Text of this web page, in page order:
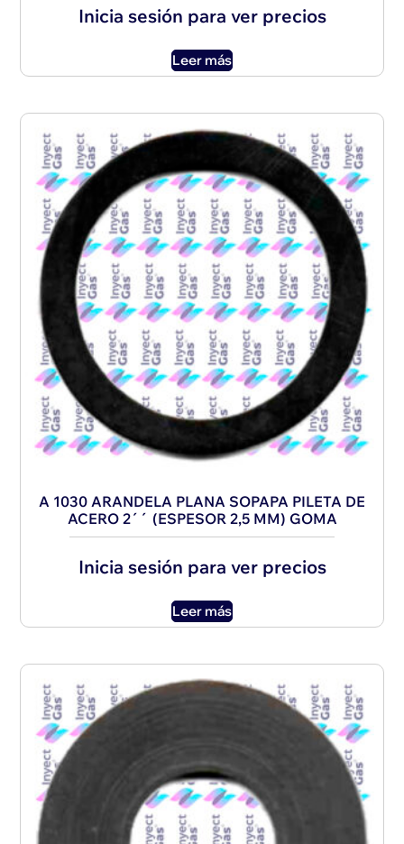
Inicia sesión para ver precios
Leer más
A 1030 ARANDELA PLANA SOPAPA PILETA DE
ACERO 2´´ (ESPESOR 2,5 MM) GOMA
Inicia sesión para ver precios
Leer más